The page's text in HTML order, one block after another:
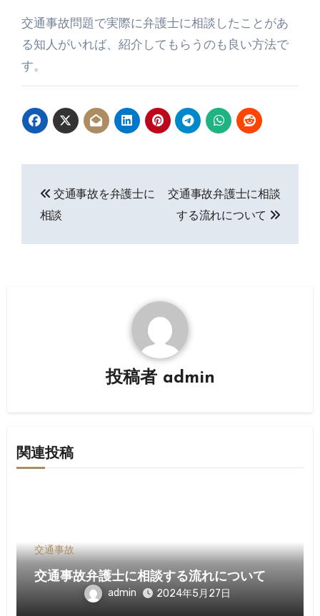
交通事故問題で実際に弁護士に相談したことがあ
る知人がいれば、紹介してもらうのも良い方法で
す。
稿
交通事故を弁護士に
相談
交通事故弁護士に相談
する流れについて
投稿者 admin
関連投稿
交通事故
交通事故弁護士に相談する流れについて
admin 2024年5月27日